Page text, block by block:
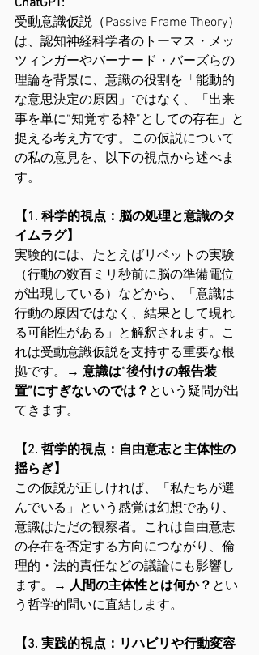
ChatGPT:
受動意識仮説（Passive Frame Theory）
は、認知神経科学者のトーマス・メッ
ツィンガーやバーナード・バーズらの
理論を背景に、意識の役割を「能動的
な意思決定の原因」ではなく、「出来
事を単に“知覚する枠”としての存在」と
捉える考え方です。この仮説について
の私の意見を、以下の視点から述べま
す。
【1. 科学的視点：脳の処理と意識のタ
イムラグ】
実験的には、たとえばリベットの実験
（行動の数百ミリ秒前に脳の準備電位
が出現している）などから、「意識は
行動の原因ではなく、結果として現れ
る可能性がある」と解釈されます。こ
れは受動意識仮説を支持する重要な根
拠です。→ 意識は“後付けの報告装
置”にすぎないのでは？ という疑問が出
てきます。
【2. 哲学的視点：自由意志と主体性の
揺らぎ】
この仮説が正しければ、「私たちが選
んでいる」という感覚は幻想であり、
意識はただの観察者。これは自由意志
の存在を否定する方向につながり、倫
理的・法的責任などの議論にも影響し
ます。→ 人間の主体性とは何か？ とい
う哲学的問いに直結します。
【3. 実践的視点：リハビリや行動変容